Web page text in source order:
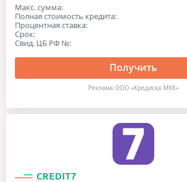
Макс. сумма:
Полная стоимость кредита:
Процентная ставка:
Срок:
Свид. ЦБ РФ №:
Получить
Реклама ООО «Кредиска МКК»
CREDIT7